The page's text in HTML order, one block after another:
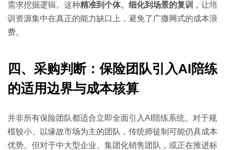
需求挖掘逻辑。这种精准到个体、细化到场景的复训
，让培
训资源集中在真正的能力缺口上，避免了广撒网式的成本浪
费。
四、采购判断：保险团队引入AI陪练
的适用边界与成本核算
并非所有保险团队都适合立即全面引入AI陪练系统。对于规
模较小、以缘故市场为主的团队，传统师徒制可能仍具成本
优势。但对于中大型企业、集团化销售团队，或正在推进标